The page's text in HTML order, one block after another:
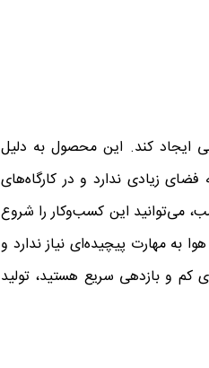
ایجاد کند. این محصول به دلیل
فضای زیادی ندارد و در کارگاه‌های
می‌توانید این کسب‌وکار را شروع
به مهارت پیچیده‌ای نیاز ندارد و
کم و بازدهی سریع هستید، تولید